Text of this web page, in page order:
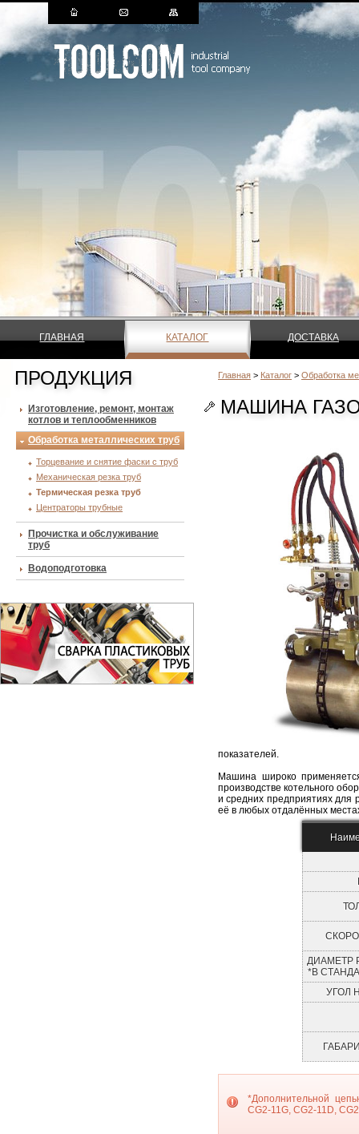
ГЛАВНАЯ КАТАЛОГ ДОСТАВКА
ПРОДУКЦИЯ
Изготовление, ремонт, монтаж
котлов и теплообменников
Обработка металлических труб
Торцевание и снятие фаски с труб
Механическая резка труб
Термическая резка труб
Центраторы трубные
Прочистка и обслуживание
труб
Водоподготовка
Главная > Каталог > Обработка
МАШИНА
показателей.
Машина широко
производстве котельного
и средних предприятиях для
её в любых отдалённых
ДИАМЕТР
*В
УГОЛ
*Дополнительной
CG2-11G, CG2-11D,